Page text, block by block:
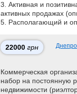
3. Активная и
активных продажах
5. Располагающий и
22000 грн
Коммерческая
набор на постоянную
недвижимости